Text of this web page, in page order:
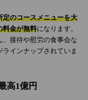
定のコースメニューを大
料金が無料になります。
接待や慰労の食事会な
インナップされていま
高1億円